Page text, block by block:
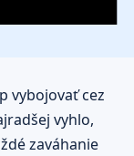
vybojovať cez
vyhlo,
zaváhanie